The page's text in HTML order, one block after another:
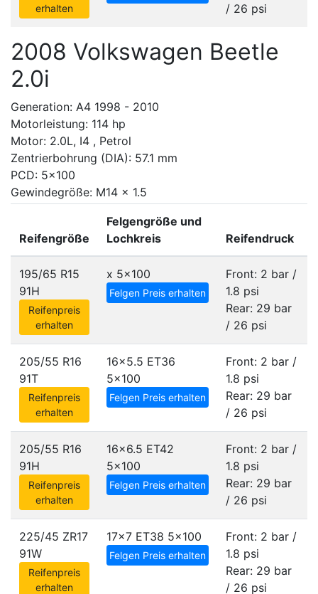
erhalten
/ 26 psi
2008 Volkswagen Beetle
2.0i
Generation: A4 1998 - 2010
Motorleistung: 114 hp
Motor: 2.0L, I4 , Petrol
Zentrierbohrung (DIA): 57.1 mm
PCD: 5x100
Gewindegröße: M14 x 1.5
Reifengröße
Felgengröße und
Lochkreis
Reifendruck
195/65 R15
91H
Reifenpreis
erhalten
x 5x100
Felgen Preis erhalten
Front: 2 bar /
1.8 psi
Rear: 29 bar
/ 26 psi
205/55 R16
91T
Reifenpreis
erhalten
16x5.5 ET36
5x100
Felgen Preis erhalten
Front: 2 bar /
1.8 psi
Rear: 29 bar
/ 26 psi
205/55 R16
91H
Reifenpreis
erhalten
16x6.5 ET42
5x100
Felgen Preis erhalten
Front: 2 bar /
1.8 psi
Rear: 29 bar
/ 26 psi
225/45 ZR17
91W
Reifenpreis
erhalten
17x7 ET38 5x100
Felgen Preis erhalten
Front: 2 bar /
1.8 psi
Rear: 29 bar
/ 26 psi